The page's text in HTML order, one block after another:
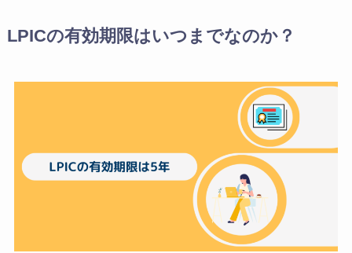
LPICの有効期限はいつまでなのか？